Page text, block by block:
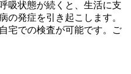
吸状態が続くと、生活に支
の発症を引き起こします。
宅での検査が可能です。ご